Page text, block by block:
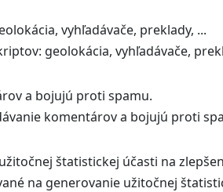
vyhľadávače, preklady, ...
geolokácia, vyhľadávače,
a bojujú proti spamu.
komentárov a bojujú proti
štatistickej účasti na
na generovanie užitočnej